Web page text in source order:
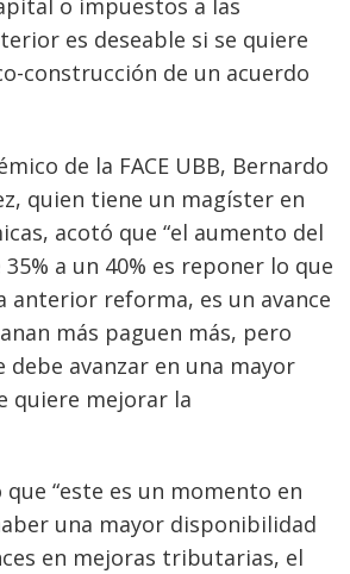
o impuestos a las
es deseable si se quiere
construcción de un acuerdo
de la FACE UBB, Bernardo
quien tiene un magíster en
acotó que “el aumento del
a un 40% es reponer lo que
anterior reforma, es un avance
más paguen más, pero
debe avanzar en una mayor
quiere mejorar la
“este es un momento en
una mayor disponibilidad
en mejoras tributarias, el